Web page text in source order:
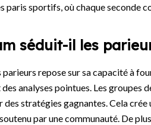
paris sportifs, où chaque seconde
séduit-il les
repose sur sa capacité à
analyses pointues. Les groupes
stratégies gagnantes. Cela
par une communauté. De